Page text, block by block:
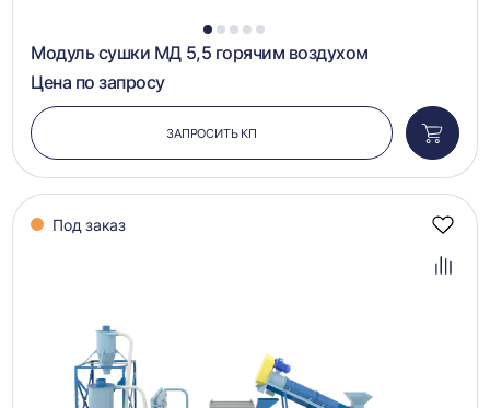
1 2 3 4 5
Модуль сушки МД 5,5 горячим воздухом
Цена по запросу
ЗАПРОСИТЬ КП
в
Под заказ